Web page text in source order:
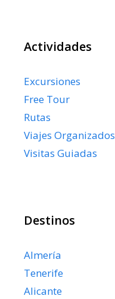
Actividades
Excursiones
Free Tour
Rutas
Viajes Organizados
Visitas Guiadas
Destinos
Almería
Tenerife
Alicante